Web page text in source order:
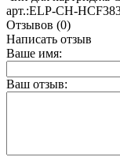
арт.:ELP-CH-
Отзывов (0)
Написать отзыв
Ваше имя:
Ваш отзыв: